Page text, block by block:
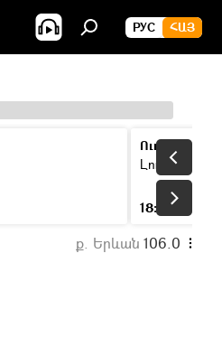
РУС ՀԱՅ
Ուղիղ եթեր
Լուրեր
18:00
ք. Երևան 106.0